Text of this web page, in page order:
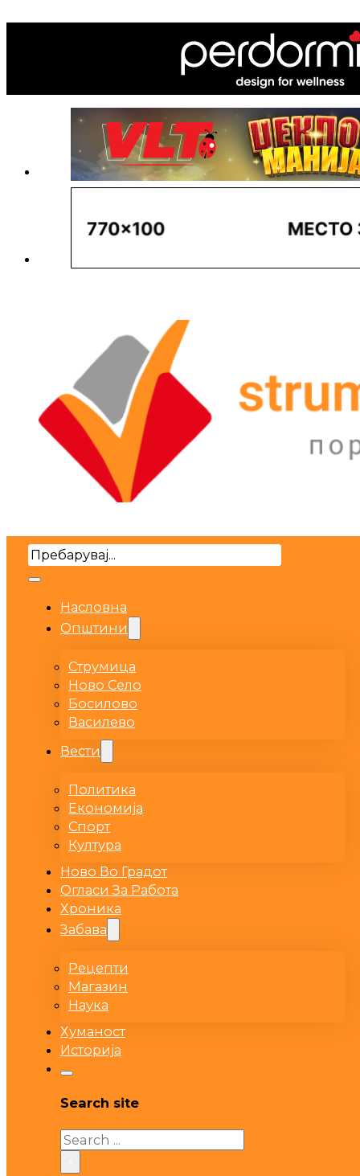
Search
Насловна
Општини
Струмица
Ново Село
Босилово
Василево
Вести
Политика
Економија
Спорт
Култура
Ново Во Градот
Огласи За Работа
Хроника
Забава
Рецепти
Магазин
Наука
Хуманост
Историја
Search site
Search